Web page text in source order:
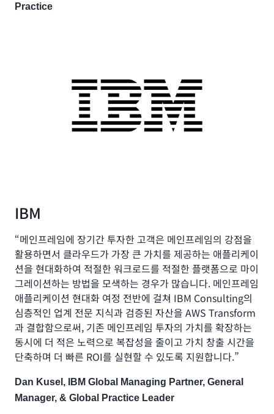
Practice
IBM
“메인프레임에 장기간 투자한 고객은 메인프레임의 강점을
활용하면서 클라우드가 가장 큰 가치를 제공하는 애플리케이
션을 현대화하여 적절한 워크로드를 적절한 플랫폼으로 마이
그레이션하는 방법을 모색하는 경우가 많습니다. 메인프레임
애플리케이션 현대화 여정 전반에 걸쳐 IBM Consulting의
심층적인 업계 전문 지식과 검증된 자산을 AWS Transform
과 결합함으로써, 기존 메인프레임 투자의 가치를 확장하는
동시에 더 적은 노력으로 복잡성을 줄이고 가치 창출 시간을
단축하며 더 빠른 ROI를 실현할 수 있도록 지원합니다.”
Dan Kusel, IBM Global Managing Partner, General
Manager, & Global Practice Leader